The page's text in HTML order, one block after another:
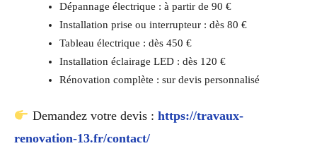
Dépannage électrique : à partir de 90 €
Installation prise ou interrupteur : dès 80 €
Tableau électrique : dès 450 €
Installation éclairage LED : dès 120 €
Rénovation complète : sur devis personnalisé
Demandez votre devis : https://travaux-
renovation-13.fr/contact/